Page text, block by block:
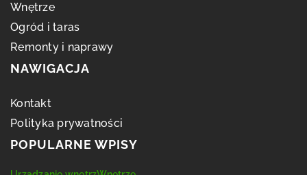
Wnętrze
Ogród i taras
Remonty i naprawy
NAWIGACJA
Kontakt
Polityka prywatności
POPULARNE WPISY